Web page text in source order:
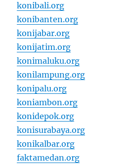
konibali.org
konibanten.org
konijabar.org
konijatim.org
konimaluku.org
konilampung.org
konipalu.org
koniambon.org
konidepok.org
konisurabaya.org
konikalbar.org
faktamedan.org